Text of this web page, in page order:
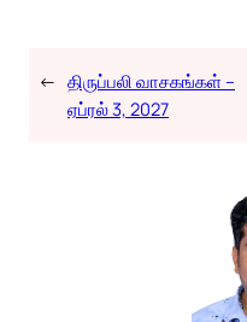
← திருப்பலி வாசகங்கள் –
ஏப்ரல் 3, 2027